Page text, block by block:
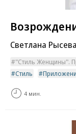
Светлана
"Стиль Женщины".
Стиль
4 мин.